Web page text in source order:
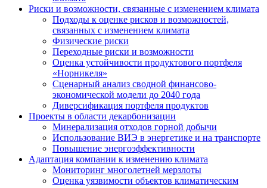
Риски и возможности, связанные с изменением климата
Подходы к оценке рисков и возможностей,
связанных с изменением климата
Физические риски
Переходные риски и возможности
Оценка устойчивости продуктового портфеля
«Норникеля»
Сценарный анализ сводной финансово-
экономической модели до 2040 года
Диверсификация портфеля продуктов
Проекты в области декарбонизации
Минерализация отходов горной добычи
Использование ВИЭ в энергетике и на транспорте
Повышение энергоэффективности
Адаптация компании к изменению климата
Мониторинг многолетней мерзлоты
Оценка уязвимости объектов климатическим